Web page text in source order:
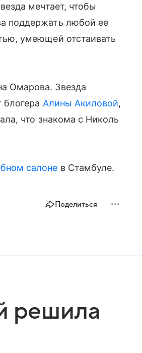
мечтает, чтобы
поддержать любой ее
умеющей отстаивать
Омарова. Звезда
блогера Алины Акиловой,
что знакома с Николь
салоне в Стамбуле.
Поделиться
решила